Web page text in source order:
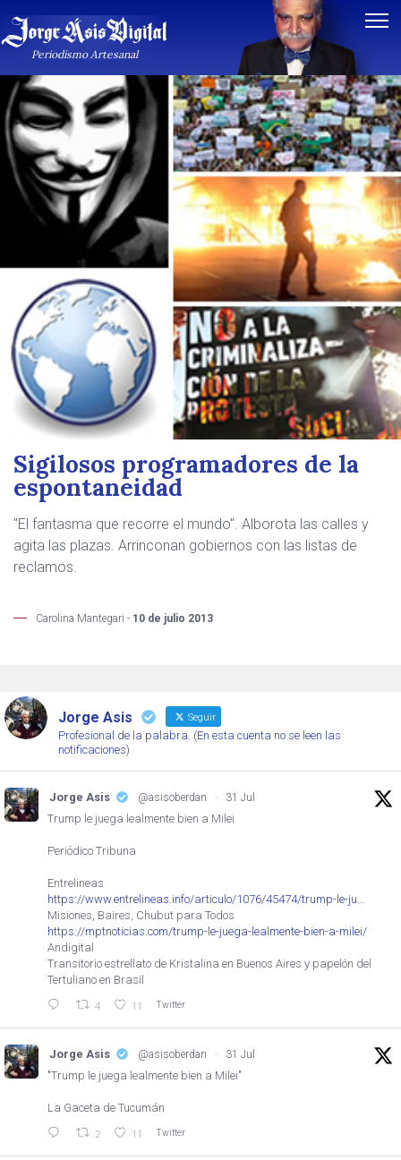
Periodismo Artesanal
Sigilosos programadores de la
espontaneidad
"El fantasma que recorre el mundo". Alborota las calles y
agita las plazas. Arrinconan gobiernos con las listas de
reclamos.
Carolina Mantegari - 10 de julio 2013
Jorge Asis Seguir
Profesional de la palabra. (En esta cuenta no se leen las
notificaciones)
Jorge Asis @asisoberdan · 31 Jul
Trump le juega lealmente bien a Milei
Periódico Tribuna
Entrelineas
https://www.entrelineas.info/articulo/1076/45474/trump-le-ju...
Misiones, Baires, Chubut para Todos
https://mptnoticias.com/trump-le-juega-lealmente-bien-a-milei/
Andigital
Transitorio estrellato de Kristalina en Buenos Aires y papelón del
Tertuliano en Brasil
4 11 Twitter
Jorge Asis @asisoberdan · 31 Jul
"Trump le juega lealmente bien a Milei"
La Gaceta de Tucumán
2 11 Twitter